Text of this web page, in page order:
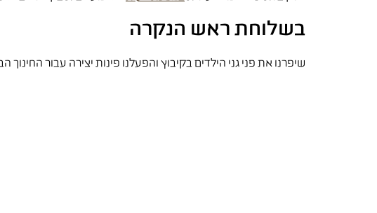
בשלוחת ראש הנקרה
שיפרנו את פני גני הילדים בקיבוץ והפעלנו פינות יצירה עבור